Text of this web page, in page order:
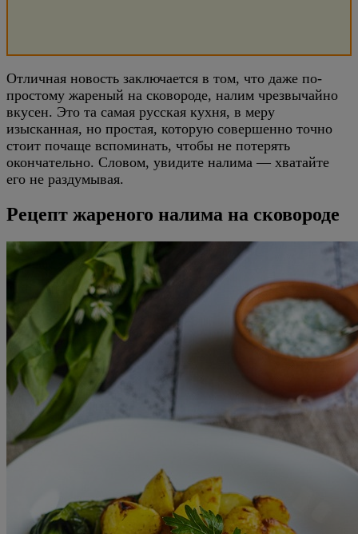
Отличная новость заключается в том, что даже по-
простому жареный на сковороде, налим чрезвычайно
вкусен. Это та самая русская кухня, в меру
изысканная, но простая, которую совершенно точно
стоит почаще вспоминать, чтобы не потерять
окончательно. Словом, увидите налима — хватайте
его не раздумывая.
Рецепт жареного налима на сковороде